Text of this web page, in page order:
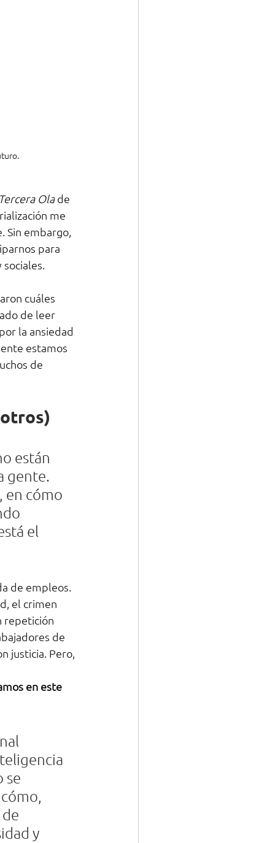
Ola de
me
Sin embargo,
para
cuáles
de leer
la ansiedad
estamos
de
están
gente.
en cómo
el
de empleos.
el crimen
repetición
de
justicia. Pero,
en este
se
y